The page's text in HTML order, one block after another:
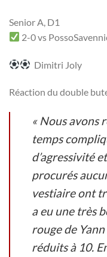
Senior A, D1
2-0 vs
Dimitri Joly
Réaction du double
« Nous avons
temps
d’agressivité
procurés
vestiaire ont
a eu une très
rouge de
réduits à 10.